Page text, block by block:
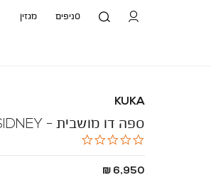
סניפים מגזין
KUKA
ספה דו מושבית - SIDNEY
6,950 ₪